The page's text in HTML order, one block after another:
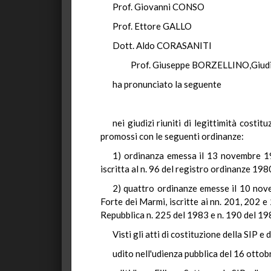
Prof. Giovanni CONSO
Prof. Ettore GALLO
Dott. Aldo CORASANITI
Prof. Giuseppe
ha pronunciato la seguente
nei giudizi riuniti di legittimità
promossi con le seguenti ordinanze:
1) ordinanza emessa il 13 novembre
iscritta al n. 96 del registro ordinanze
2) quattro ordinanze emesse il 10
Forte dei Marmi, iscritte ai nn. 201, 202
Repubblica n. 225 del 1983 e n. 190 del
Visti gli atti di costituzione della SIP e
udito nell'udienza pubblica del 16